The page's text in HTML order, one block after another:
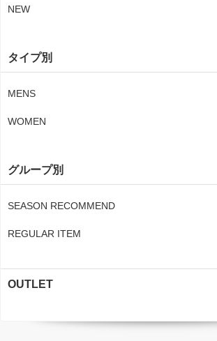
NEW
タイプ別
MENS
WOMEN
グループ別
SEASON RECOMMEND
REGULAR ITEM
OUTLET